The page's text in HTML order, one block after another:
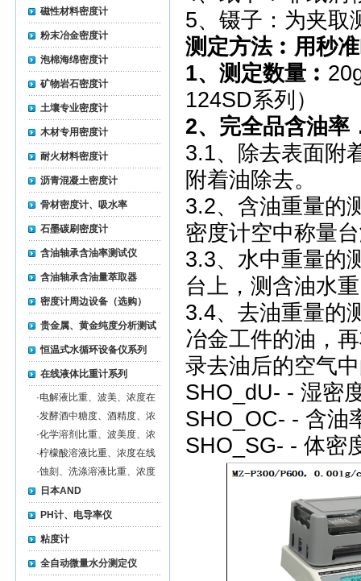
磁性材料密度计
粉末冶金密度计
泡棉海绵密度计
矿物岩石密度计
土壤专业密度计
木材专用密度计
耐火材料密度计
沥青混凝土密度计
骨材密度计、吸水率
石墨碳刷密度计
含油轴承含油率测试仪
含油轴承含油量萃取器
密度计周边设备（选购）
贵金属、黄金纯度分析测试
仪
恒温式水循环设备仪系列
在线液体比重计系列
·电解液比重、波美、浓度在
线监测仪
·发酵酒中糖度、酒精度、浓
度在线监测仪
·化学溶剂比重、波美度、浓
度在线监测仪
·柠檬酸溶液比重、浓度在线
监测仪
·蚀刻、洗涤溶液比重、浓度
在线监测仪
日本AND
PH计、电导率仪
粘度计
全自动微量水分测定仪
5、镊子：为夹取
测定方法︰ 用秒
1、测定数量︰
124SD系列）
2、完全品含油率
3.1、除去表面附
附着油除去。
3.2、含油重量的
密度计空中称量
3.3、水中重量的
台上，测含油水重
3.4、去油重量的
冶金工件的油，
录去油后的空气
SHO_dU- - 湿密
SHO_OC- - 含油
SHO_SG- - 体密